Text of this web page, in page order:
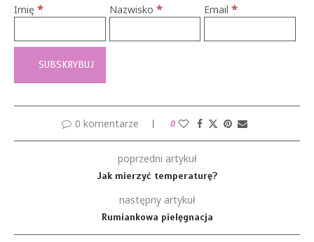
Imię * Nazwisko * Email*
0 komentarze 0
poprzedni artykuł
Jak mierzyć temperaturę?
następny artykuł
Rumiankowa pielęgnacja